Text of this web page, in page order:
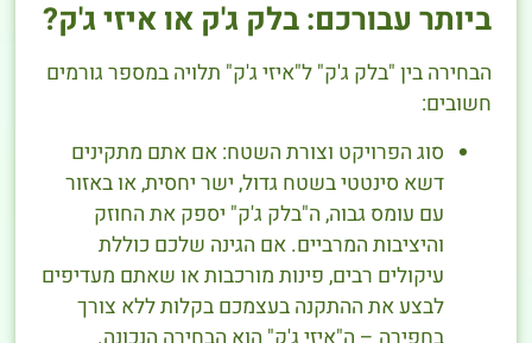
ביותר עבורכם: בלק ג'ק או איזי ג'ק?
הבחירה בין "בלק ג'ק" ל"איזי ג'ק" תלויה במספר גורמים
חשובים:
סוג הפרויקט וצורת השטח: אם אתם מתקינים
דשא סינטטי בשטח גדול, ישר יחסית, או באזור
עם עומס גבוה, ה"בלק ג'ק" יספק את החוזק
והיציבות המרביים. אם הגינה שלכם כוללת
עיקולים רבים, פינות מורכבות או שאתם מעדיפים
לבצע את ההתקנה בעצמכם בקלות ללא צורך